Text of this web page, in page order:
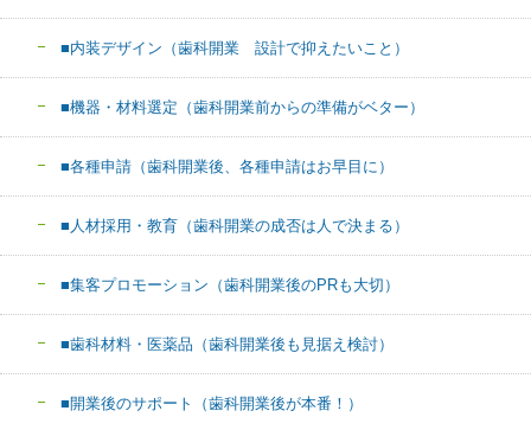
■内装デザイン（歯科開業 設計で抑えたいこと）
■機器・材料選定（歯科開業前からの準備がベター）
■各種申請（歯科開業後、各種申請はお早目に）
■人材採用・教育（歯科開業の成否は人で決まる）
■集客プロモーション（歯科開業後のPRも大切）
■歯科材料・医薬品（歯科開業後も見据え検討）
■開業後のサポート（歯科開業後が本番！）